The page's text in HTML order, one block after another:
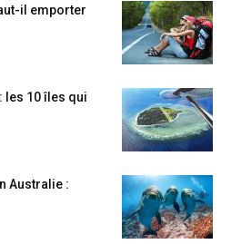
il emporter
les 10 îles qui
Australie :